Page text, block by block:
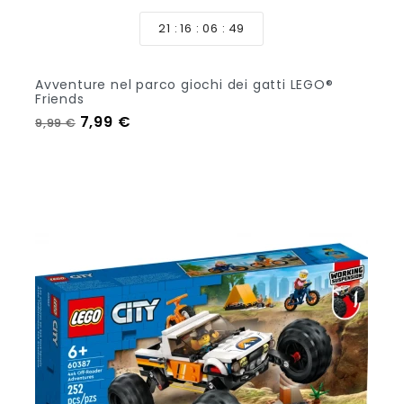
21 16 06 47
Avventure nel parco giochi dei gatti LEGO®
Friends
Prezzo regolare
9,99 € Prezzo
7,99 €